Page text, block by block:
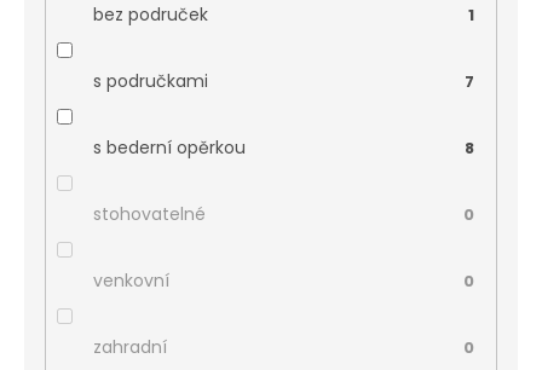
bez područek 1
s područkami 7
s bederní opěrkou 8
stohovatelné 0
venkovní 0
zahradní 0